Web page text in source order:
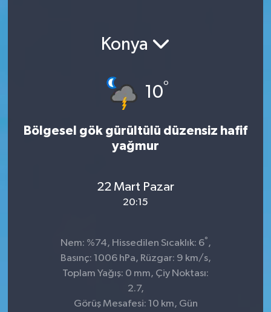
Konya
10°
Bölgesel gök gürültülü düzensiz hafif
yağmur
22 Mart Pazar
20:15
Nem: %74, Hissedilen Sıcaklık: 6° ,
Basınç: 1006 hPa, Rüzgar: 9 km/s,
Toplam Yağış: 0 mm, Çiy Noktası:
2.7,
Görüş Mesafesi: 10 km, Gün